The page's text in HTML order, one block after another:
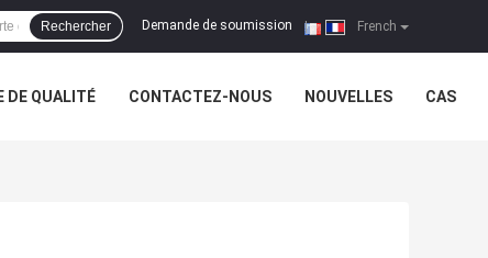
French
Demande de soumission |
Rechercher
DE QUALITÉ CONTACTEZ-NOUS NOUVELLES CAS